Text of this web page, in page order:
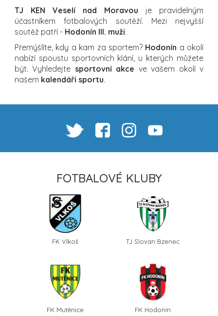
TJ KEN Veselí nad Moravou je pravidelným
účastníkem fotbalových soutěží. Mezi nejvyšší
soutěž patří - Hodonín III. muži.
Přemýšlíte, kdy a kam za sportem? Hodonín a okolí
nabízí spoustu sportovních klání, u kterých můžete
být. Vyhledejte sportovní akce ve vašem okolí v
našem kalendáři sportu.
FOTBALOVÉ KLUBY
FK Vlkoš TJ Slovan Bzenec
FK Mutěnice FK Hodonín